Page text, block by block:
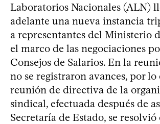
Laboratorios Nacionales (ALN)
adelante una nueva instancia
a representantes del Ministerio
el marco de las negociaciones
Consejos de Salarios. En la
no se registraron avances, por lo
reunión de directiva de la
sindical, efectuada después de
Secretaría de Estado, se resolvió